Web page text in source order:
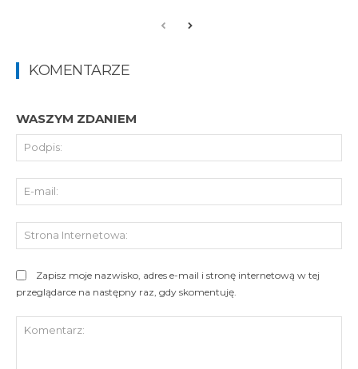
KOMENTARZE
WASZYM ZDANIEM
Zapisz moje nazwisko, adres e-mail i stronę internetową w tej
przeglądarce na następny raz, gdy skomentuję.